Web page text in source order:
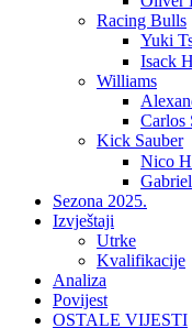
Racing Bulls
Yuki
Isack
Williams
Carlos
Kick Sauber
Nico
Sezona 2025.
Izvještaji
Utrke
Kvalifikacije
Analiza
Povijest
OSTALE VIJESTI